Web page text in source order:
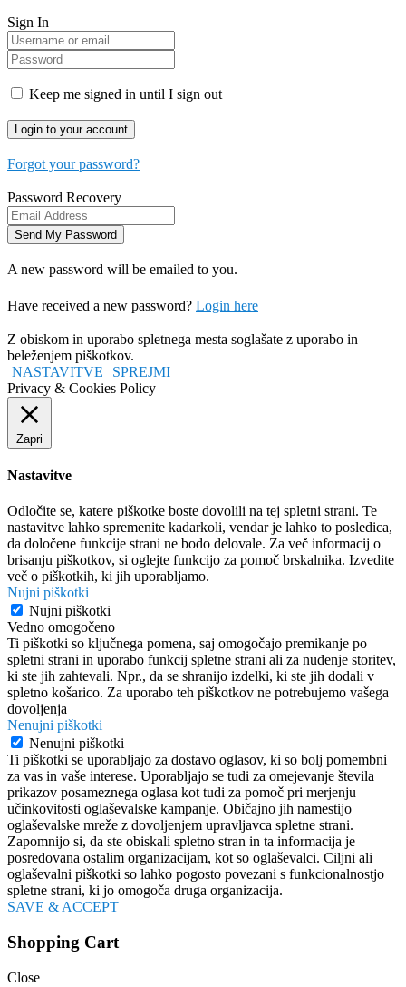
Sign In
Keep me signed in until I sign out
Forgot your password?
Password Recovery
A new password will be emailed to you.
Have received a new password? Login here
Z obiskom in uporabo spletnega mesta soglašate z uporabo in
beleženjem piškotkov.
NASTAVITVE
SPREJMI
Privacy & Cookies Policy
Zapri
Nastavitve
Odločite se, katere piškotke boste dovolili na tej spletni strani. Te
nastavitve lahko spremenite kadarkoli, vendar je lahko to posledica,
da določene funkcije strani ne bodo delovale. Za več informacij o
brisanju piškotkov, si oglejte funkcijo za pomoč brskalnika. Izvedite
več o piškotkih, ki jih uporabljamo.
Nujni piškotki
Nujni piškotki
Vedno omogočeno
Ti piškotki so ključnega pomena, saj omogočajo premikanje po
spletni strani in uporabo funkcij spletne strani ali za nudenje storitev,
ki ste jih zahtevali. Npr., da se shranijo izdelki, ki ste jih dodali v
spletno košarico. Za uporabo teh piškotkov ne potrebujemo vašega
dovoljenja
Nenujni piškotki
Nenujni piškotki
Ti piškotki se uporabljajo za dostavo oglasov, ki so bolj pomembni
za vas in vaše interese. Uporabljajo se tudi za omejevanje števila
prikazov posameznega oglasa kot tudi za pomoč pri merjenju
učinkovitosti oglaševalske kampanje. Običajno jih namestijo
oglaševalske mreže z dovoljenjem upravljavca spletne strani.
Zapomnijo si, da ste obiskali spletno stran in ta informacija je
posredovana ostalim organizacijam, kot so oglaševalci. Ciljni ali
oglaševalni piškotki so lahko pogosto povezani s funkcionalnostjo
spletne strani, ki jo omogoča druga organizacija.
SAVE & ACCEPT
Shopping Cart
Close